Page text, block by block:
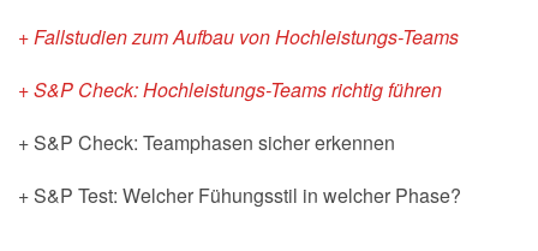
+ Fallstudien zum Aufbau von Hochleistungs-Teams
+ S&P Check: Hochleistungs-Teams richtig führen
+ S&P Check: Teamphasen sicher erkennen
+ S&P Test: Welcher Fühungsstil in welcher Phase?